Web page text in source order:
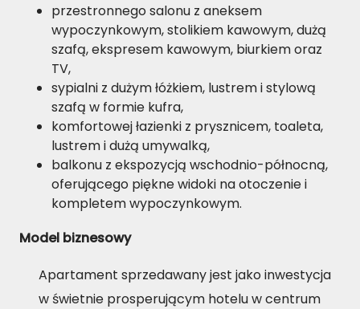
przestronnego salonu z aneksem
wypoczynkowym, stolikiem kawowym, dużą
szafą, ekspresem kawowym, biurkiem oraz
TV,
sypialni z dużym łóżkiem, lustrem i stylową
szafą w formie kufra,
komfortowej łazienki z prysznicem, toaleta,
lustrem i dużą umywalką,
balkonu z ekspozycją wschodnio-północną,
oferującego piękne widoki na otoczenie i
kompletem wypoczynkowym.
Model biznesowy
Apartament sprzedawany jest jako inwestycja
w świetnie prosperującym hotelu w centrum